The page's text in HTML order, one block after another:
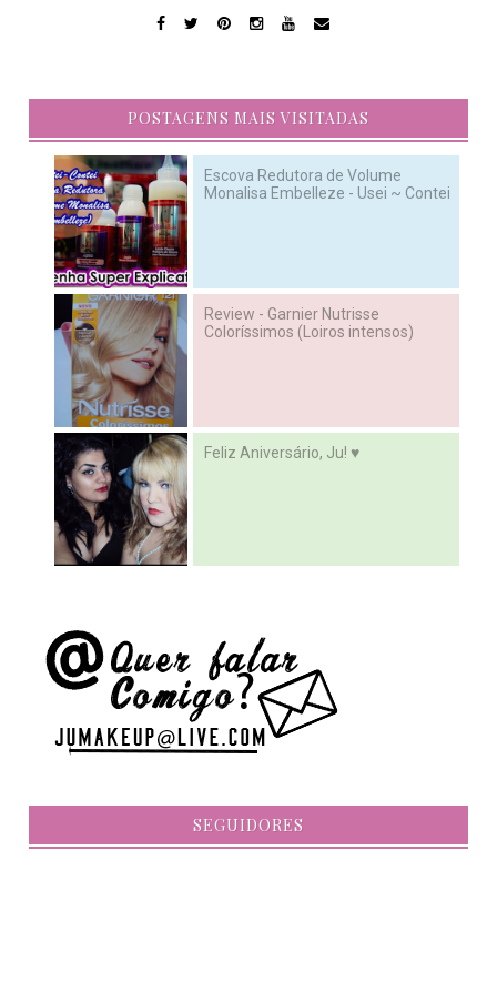
POSTAGENS MAIS VISITADAS
Escova Redutora de Volume
Monalisa Embelleze - Usei ~ Contei
Review - Garnier Nutrisse
Coloríssimos (Loiros intensos)
Feliz Aniversário, Ju! ♥
SEGUIDORES